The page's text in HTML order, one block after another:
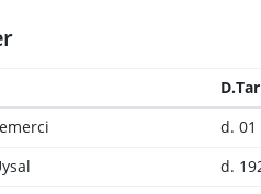
d. 01
d.